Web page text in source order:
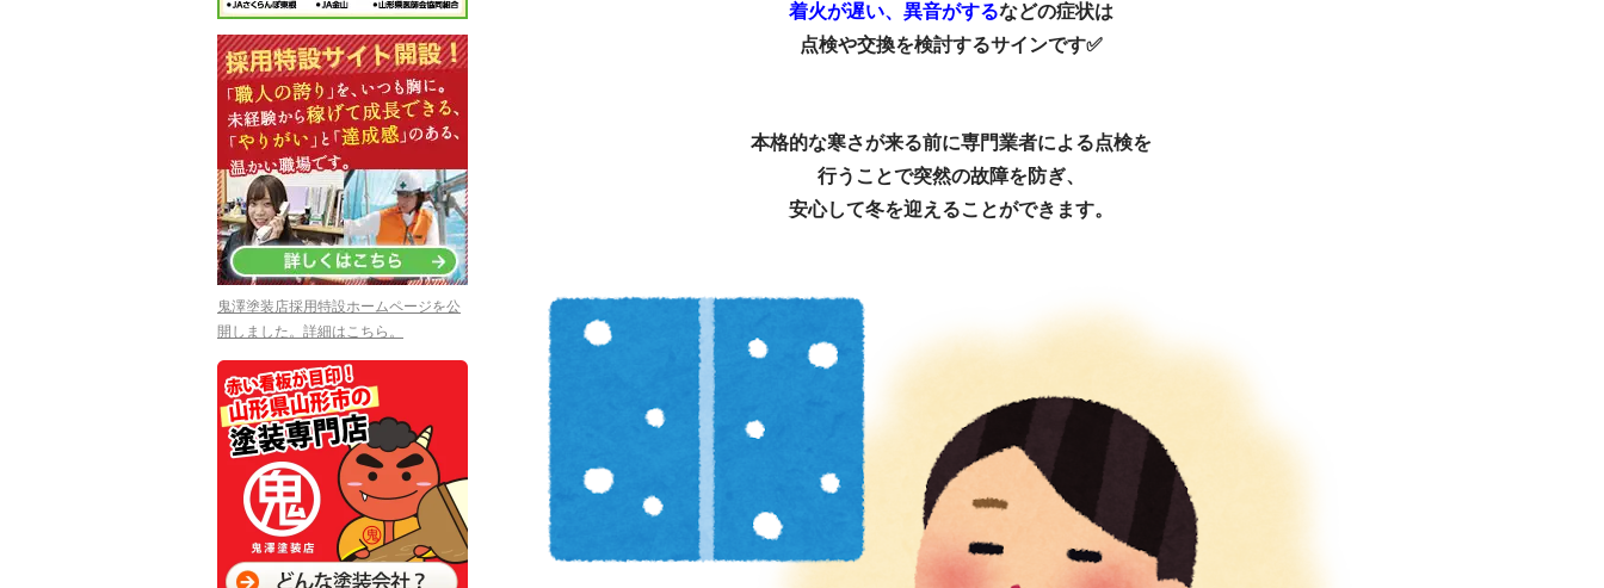
着火が遅い、 異音がするなどの症状は
点検や交換を検討するサインです✅
本格的な寒さが来る前に専門業者による点検を
行うことで突然の故障を防ぎ、
安心して冬を迎えることができます。
鬼澤塗装店採用特設ホームページを公
開しました。詳細はこちら。